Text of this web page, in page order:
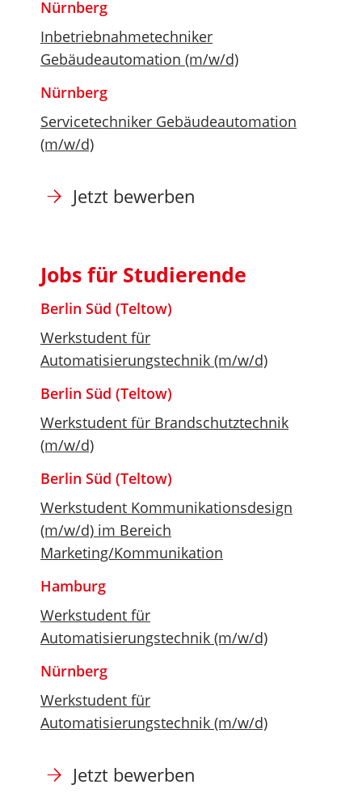
Nürnberg
Inbetriebnahmetechniker
Gebäudeautomation (m/w/d)
Nürnberg
Servicetechniker Gebäudeautomation
(m/w/d)
Jetzt bewerben
Jobs für Studierende
Berlin Süd (Teltow)
Werkstudent für
Automatisierungstechnik (m/w/d)
Berlin Süd (Teltow)
Werkstudent für Brandschutztechnik
(m/w/d)
Berlin Süd (Teltow)
Werkstudent Kommunikationsdesign
(m/w/d) im Bereich
Marketing/Kommunikation
Hamburg
Werkstudent für
Automatisierungstechnik (m/w/d)
Nürnberg
Werkstudent für
Automatisierungstechnik (m/w/d)
Jetzt bewerben